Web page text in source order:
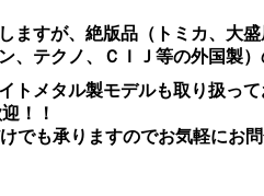
ますが、絶版品（トミカ、大
、テクノ、ＣＩＪ等の外国製
トメタル製モデルも取り扱っ
迎！！
でも承りますのでお気軽にお